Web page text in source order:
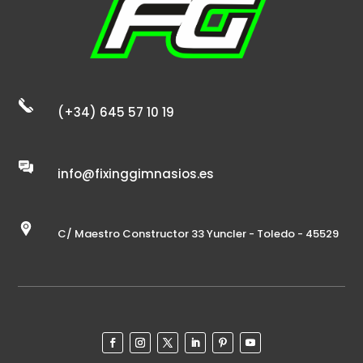
(+34) 645 57 10 19
info@fixinggimnasios.es
C/ Maestro Constructor 33 Yuncler - Toledo - 45529